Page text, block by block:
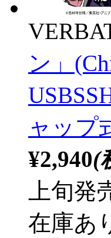
ン」
ャップ
¥2,940(
上旬発
在庫あ